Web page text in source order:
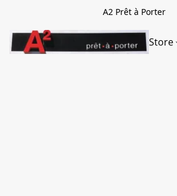
A2 Prêt à Porter
Store